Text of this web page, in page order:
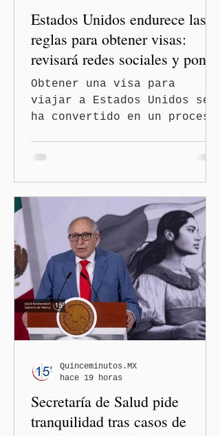
diplomáticas con el mu
Estados Unidos endurece las
reglas para obtener visas:
revisará redes sociales y pone
freno al Turismo de
Nacimiento
Obtener una visa para
viajar a Estados Unidos se
ha convertido en un proceso
Estado amplió la revisión
de la presencia digital de
los solicitantes, mientras
Washington busca cerrar el
paso al llamado “turismo de
nacimiento” y reforzar los
controles migratorios.
Secretaría de Salud pide
tranquilidad tras casos de
Quinceminutos.MX
hace 19 horas